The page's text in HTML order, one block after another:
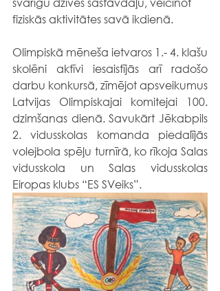
fiziskās aktivitātes savā ikdienā.
Olimpiskā mēneša ietvaros 1.- 4. klašu
skolēni aktīvi iesaistījās arī radošo
darbu konkursā, zīmējot apsveikumus
Latvijas Olimpiskajai komitejai 100.
dzimšanas dienā. Savukārt Jēkabpils
2. vidusskolas komanda piedalījās
volejbola spēļu turnīrā, ko rīkoja Salas
vidusskola un Salas vidusskolas
Eiropas klubs “ES SVeiks”.